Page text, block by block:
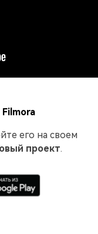
его на своем
проект.